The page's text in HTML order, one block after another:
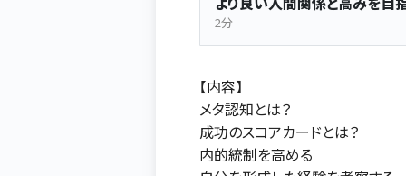
2分
【内容】
メタ認知とは？
成功のスコアカードとは？
内的統制を高める